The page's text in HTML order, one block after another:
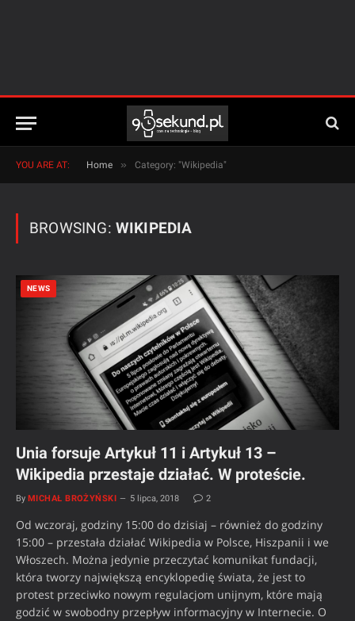
YOU ARE AT: Home » Category: "Wikipedia"
BROWSING: WIKIPEDIA
NEWS
Unia forsuje Artykuł 11 i Artykuł 13 –
Wikipedia przestaje działać. W proteście.
By MICHAŁ BROŻYŃSKI 5 lipca, 2018 2
Od wczoraj, godziny 15:00 do dzisiaj – również do godziny
15:00 – przestała działać Wikipedia w Polsce, Hiszpanii i we
Włoszech. Można jedynie przeczytać komunikat fundacji,
która tworzy największą encyklopedię świata, że jest to
protest przeciwko nowym regulacjom unijnym, które mają
godzić w swobodny przepływ informacyjny w Internecie. O